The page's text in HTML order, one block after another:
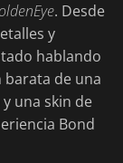
. Desde
y
hablando
barata de una
una skin de
Bond